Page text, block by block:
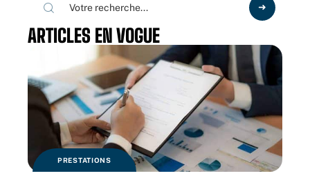
ARTICLES EN VOGUE
PRESTATIONS